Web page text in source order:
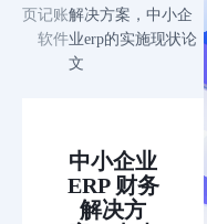
页 记账
软件
解决方案，中小企
业erp的实施现状论
文
中小企业
ERP 财务
解决方